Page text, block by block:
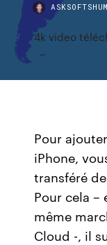
4k video
Pour
iPhone,
transféré
Pour cela –
même
Cloud -, il